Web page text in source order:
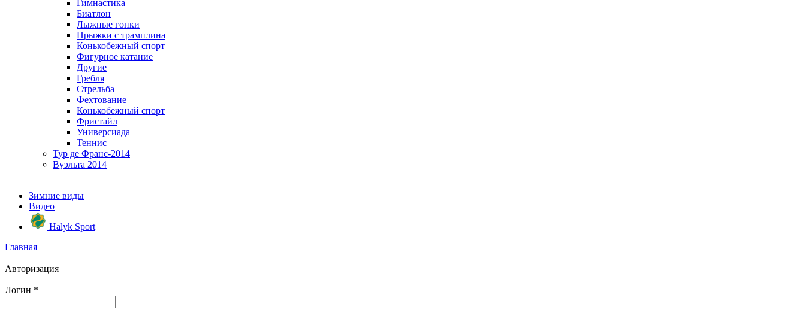
Гимнастика
Биатлон
Лыжные гонки
Прыжки с трамплина
Конькобежный спорт
Фигурное катание
Другие
Гребля
Стрельба
Фехтование
Конькобежный спорт
Фристайл
Универсиада
Теннис
Тур де Франс-2014
Вуэльта 2014
Зимние виды
Видео
Halyk Sport
Главная
Авторизация
Логин *